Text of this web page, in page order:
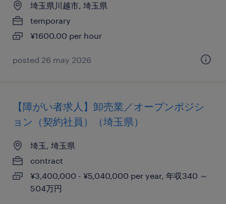
埼玉県川越市, 埼玉県
temporary
¥1600.00 per hour
posted 26 may 2026
【障がい者求人】卸売業／オープンポジシ
ョン（契約社員）（埼玉県）
埼玉, 埼玉県
contract
¥3,400,000 - ¥5,040,000 per year, 年収340 ～
504万円